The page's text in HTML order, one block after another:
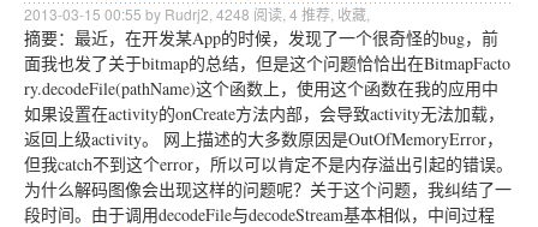
2013-03-15 00:55 by Rudrj2, 4248 阅读, 4 推荐, 收藏
摘要：最近，在开发某App的时候，发现了一个很奇怪的bug，前
面我也发了关于bitmap的总结，但是这个问题恰恰出在BitmapFacto
ry.decodeFile(pathName)这个函数上，使用这个函数在我的应用中
如果设置在activity的onCreate方法内部，会导致activity无法加载，
返回上级activity。 网上描述的大多数原因是OutOfMemoryError，
但我catch不到这个error，所以可以肯定不是内存溢出引起的错误。
为什么解码图像会出现这样的问题呢？关于这个问题，我纠结了一
段时间。由于调用decodeFile与decodeStream基本相似，中间过程